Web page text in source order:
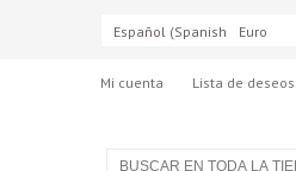
Español (Spanish) Euro
Mi cuenta Lista de deseos